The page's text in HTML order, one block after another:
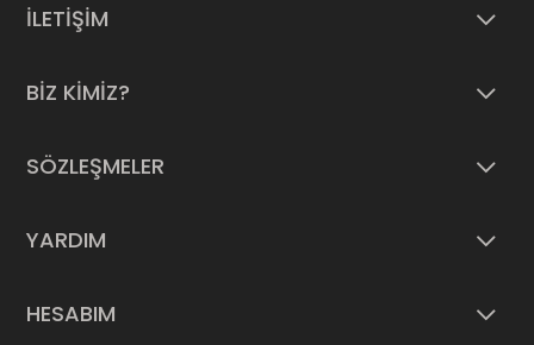
İLETİŞİM
BİZ KİMİZ?
SÖZLEŞMELER
YARDIM
HESABIM